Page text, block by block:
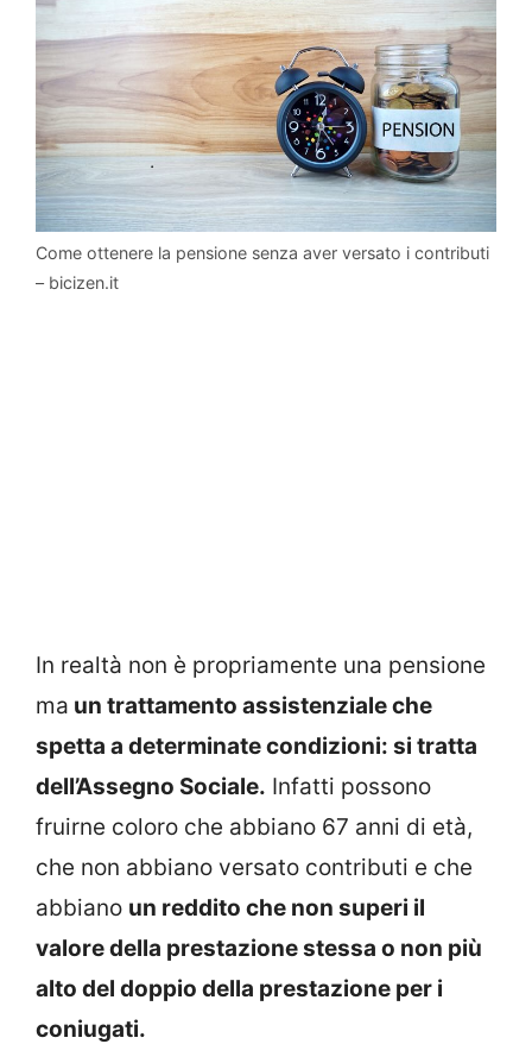
Come ottenere la pensione senza aver versato i contributi
– bicizen.it
In realtà non è propriamente una pensione
ma un trattamento assistenziale che
spetta a determinate condizioni: si tratta
dell’Assegno Sociale. Infatti possono
fruirne coloro che abbiano 67 anni di età,
che non abbiano versato contributi e che
abbiano un reddito che non superi il
valore della prestazione stessa o non più
alto del doppio della prestazione per i
coniugati.